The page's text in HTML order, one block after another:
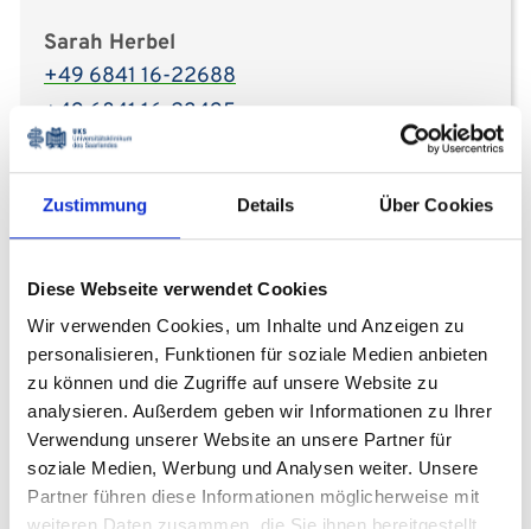
Zustimmung Details Über Cookies
Diese Webseite verwendet Cookies
Wir verwenden Cookies, um Inhalte und Anzeigen zu
personalisieren, Funktionen für soziale Medien anbieten
zu können und die Zugriffe auf unsere Website zu
analysieren. Außerdem geben wir Informationen zu Ihrer
Verwendung unserer Website an unsere Partner für
soziale Medien, Werbung und Analysen weiter. Unsere
Partner führen diese Informationen möglicherweise mit
Sarah Herbel
+49 6841 16-22688
+49 6841 16-23495
sarah.herbel
Kinderchirurgische
Sprechstunde &
Spezialsprechstunden
dienstags und donnerstags
Terminvergabe